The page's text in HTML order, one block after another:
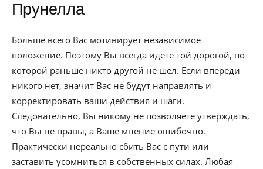
Прунелла
Больше всего Вас мотивирует независимое
положение. Поэтому Вы всегда идете той дорогой, по
которой раньше никто другой не шел. Если впереди
никого нет, значит Вас не будут направлять и
корректировать ваши действия и шаги.
Следовательно, Вы никому не позволяете утверждать,
что Вы не правы, а Ваше мнение ошибочно.
Практически нереально сбить Вас с пути или
заставить усомниться в собственных силах. Любая